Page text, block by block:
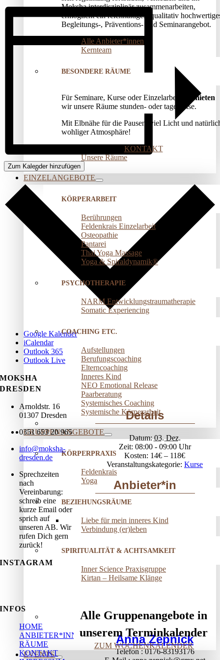
Moksha interdisziplinär zusammenarbeiten,
ermöglicht ein reichhaltiges, qualitativ
Begleitungs-, Präventions­- und Seminarangebot.
Alle Anbieter*innen
Kernteam
BESONDERE RÄUME
Für Seminare, Kurse oder Einzelarbeit
vermieten
wir unsere Räume stunden- oder tageweise.
Mit Elbnähe für die Pausen, viel Licht und
wohliger Atmosphäre!
KONTAKT
Unsere Räume
EINZELANGEBOTE
KÖRPERARBEIT
Berührungen
Feldenkrais Einzelarbeit
Osteopathie
Pantarei
Thai Yoga Massage
Yoga & Spiraldynamik®
PSYCHOTHERAPIE
NARM Entwicklungstraumatherapie
Somatic Experiencing
COACHING ETC.
Aufstellungen
Berufungscoaching
Elterncoaching
Inneres Kind
NEO Emotional Release
Paarberatung
Systemisches Coaching
Systemische Körperarbeit
GRUPPENANGEBOTE
KÖRPERPRAXIS
Feldenkrais
Yoga
BEZIEHUNGSRÄUME
Liebe für mein inneres Kind
Verbindung (er)leben
SPIRITUALITÄT & ACHTSAMKEIT
Inner Science Praxisgruppe
Kirtan – Heilsame Klänge
Alle Gruppenangebote in
unserem Terminkalender
ZUM WOCHENKALENDER
EVENTS
Zum Kalender hinzufügen
Google Kalender
iCalendar
Outlook 365
Outlook Live
Details
Datum: 03. Dez.
Zeit: 08:00 - 09:00
Kosten: 14€ – 118€
Veranstaltungskategorie: Kurse
Anbieter*in
Anna Zepnick
Telefon 0176-83193176
MOKSHA
DRESDEN
Arnoldstr. 16
01307 Dresden
0351 653 20 965
info@moksha-
dresden.de
Sprechzeiten
nach
Vereinbarung:
schreib eine
kurze Email oder
sprich auf
unseren AB. Wir
rufen Dich gern
zurück!
INSTAGRAM
INFOS
HOME
ANBIETER*INNEN
RÄUME
KONTAKT